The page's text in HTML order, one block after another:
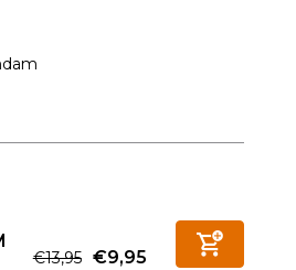
€13,95 €9,95